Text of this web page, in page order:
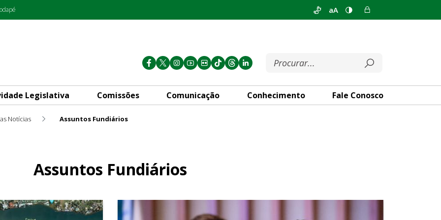
aA
Legislativa Comissões Comunicação Conhecimento Fale Conosco
Notícias Assuntos Fundiários
Assuntos Fundiários